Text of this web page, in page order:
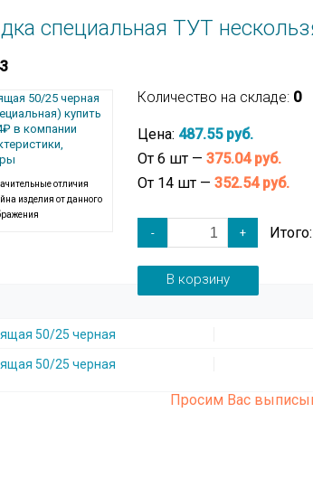
специальная ТУТ
отличия
изделия от данного
Количество на складе: 0
Цена: 487.55 руб.
От 6 шт — 375.04 руб.
От 14 шт — 352.54 руб.
- + Итого:
В корзину
50/25 черная
50/25 черная
Просим Вас